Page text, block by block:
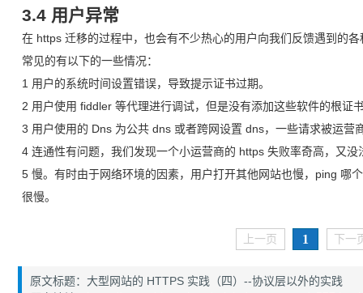
3.4 用户异常
在 https 迁移的过程中，也会有不少热心的用户向我们反馈遇到的各
常见的有以下的一些情况：
1 用户的系统时间设置错误，导致提示证书过期。
2 用户使用 fiddler 等代理进行调试，但是没有添加这些软件的根证
3 用户使用的 Dns 为公共 dns 或者跨网设置 dns，一些请求被运营
4 连通性有问题，我们发现一个小运营商的 https 失败率奇高，又
5 慢。有时由于网络环境的因素，用户打开其他网站也慢，ping 哪
很慢。
上一页 1 下一
原文标题：大型网站的 HTTPS 实践（四）--协议层以外的实践